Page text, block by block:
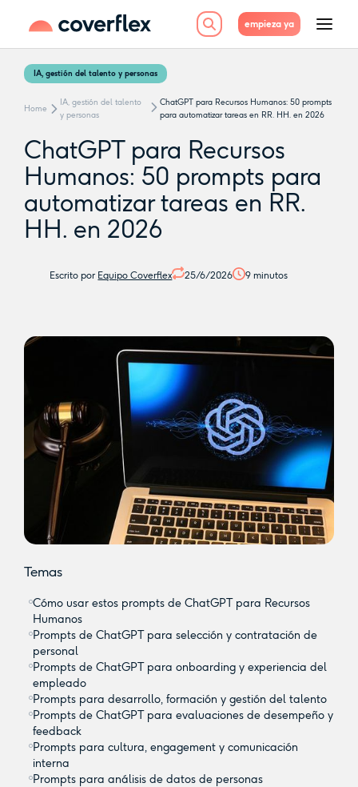
empieza ya
IA, gestión del talento y personas
Home
IA, gestión del talento
y personas
ChatGPT para Recursos Humanos: 50 prompts
para automatizar tareas en RR. HH. en 2026
ChatGPT para Recursos
Humanos: 50 prompts para
automatizar tareas en RR.
HH. en 2026
Escrito por Equipo Coverflex 25/6/2026 9 minutos
Temas
Cómo usar estos prompts de ChatGPT para Recursos
Humanos
Prompts de ChatGPT para selección y contratación de
personal
Prompts de ChatGPT para onboarding y experiencia del
empleado
Prompts para desarrollo, formación y gestión del talento
Prompts de ChatGPT para evaluaciones de desempeño y
feedback
Prompts para cultura, engagement y comunicación
interna
Prompts para análisis de datos de personas